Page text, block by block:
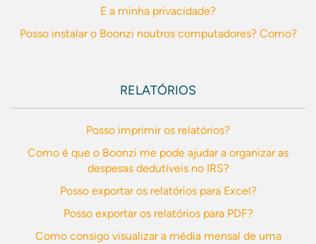
E a minha privacidade?
Posso instalar o Boonzi noutros computadores? Como?
RELATÓRIOS
Posso imprimir os relatórios?
Como é que o Boonzi me pode ajudar a organizar as
despesas dedutíveis no IRS?
Posso exportar os relatórios para Excel?
Posso exportar os relatórios para PDF?
Como consigo visualizar a média mensal de uma